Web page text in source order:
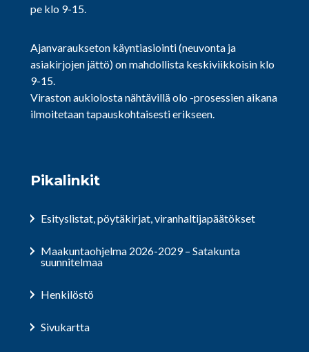
pe klo 9-15.
Ajanvaraukseton käyntiasiointi (neuvonta ja
asiakirjojen jättö) on mahdollista keskiviikkoisin klo
9-15.
Viraston aukiolosta nähtävillä olo -prosessien aikana
ilmoitetaan tapauskohtaisesti erikseen.
Pikalinkit
Esityslistat, pöytäkirjat, viranhaltijapäätökset
Maakuntaohjelma 2026-2029 – Satakunta
suunnitelmaa
Henkilöstö
Sivukartta